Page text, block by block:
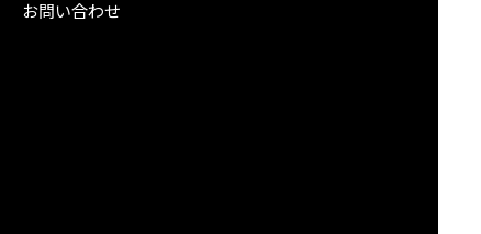
お問い合わせ